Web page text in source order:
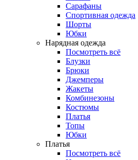
Сарафаны
Спортивная одежда
Шорты
Юбки
Нарядная одежда
Посмотреть всё
Блузки
Брюки
Джемперы
Жакеты
Комбинезоны
Костюмы
Платья
Топы
Юбки
Платья
Посмотреть всё